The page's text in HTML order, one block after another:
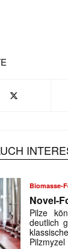
Biomasse-
Novel-
Pilze
deutlich